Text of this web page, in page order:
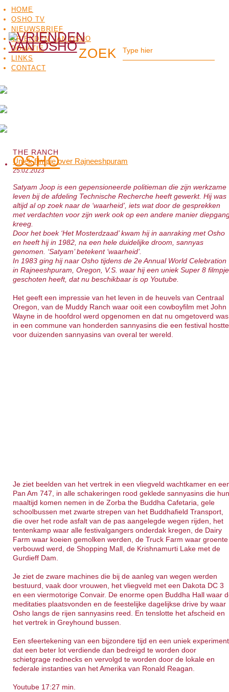
HOME
OSHO TV
NIEUWSBRIEF
VRIENDEN VAN OSHO
DONATIE
LINKS
CONTACT
OSHOOSHO MEDITATIE
THE RANCH
Uniek filmpje over Rajneeshpuram
25.02.2023
Satyam Joop is een gepensioneerde politieman die zijn werkzame
leven bij de afdeling Technische Recherche heeft gewerkt. Hij was
altijd al op zoek naar de ‘waarheid’, iets wat door de gesprekken
met verdachten voor zijn werk ook op een andere manier
kreeg.
Door het boek ‘Het Mosterdzaad’ kwam hij in aanraking met Osho
en heeft hij in 1982, na een hele duidelijke droom, sannyas
genomen. ‘Satyam’ betekent ‘waarheid’.
In 1983 ging hij naar Osho tijdens de 2e Annual World Celebration
in Rajneeshpuram, Oregon, V.S. waar hij een uniek Super 8 filmpje
geschoten heeft, dat nu beschikbaar is op Youtube.
Het geeft een impressie van het leven in de heuvels van Centraal
Oregon, van de Muddy Ranch waar ooit een cowboyfilm met John
Wayne in de hoofdrol werd opgenomen en dat nu omgetoverd was
in een commune van honderden sannyasins die een festival
voor duizenden sannyasins van overal ter wereld.
Je ziet beelden van het vertrek in een vliegveld wachtkamer en
Pan Am 747, in alle schakeringen rood geklede sannyasins die
maaltijd komen nemen in de Zorba the Buddha Cafetaria, gele
schoolbussen met zwarte strepen van het Buddhafield Transport,
die over het rode asfalt van de pas aangelegde wegen rijden, het
tentenkamp waar alle festivalgangers onderdak kregen, de Dairy
Farm waar koeien gemolken werden, de Truck Farm waar groente
verbouwd werd, de Shopping Mall, de Krishnamurti Lake met de
Gurdieff Dam.
Je ziet de zware machines die bij de aanleg van wegen werden
bestuurd, vaak door vrouwen, het vliegveld met een Dakota DC 3
en een viermotorige Convair. De enorme open Buddha Hall waar
meditaties plaatsvonden en de feestelijke dagelijkse drive by waar
Osho langs de rijen sannyasins reed. En tenslotte het afscheid en
het vertrek in Greyhound bussen.
Een sfeertekening van een bijzondere tijd en een uniek experiment
dat een beter lot verdiende dan bedreigd te worden door
schietgrage rednecks en vervolgd te worden door de lokale en
federale instanties van het Amerika van Ronald Reagan.
Youtube 17:27 min.